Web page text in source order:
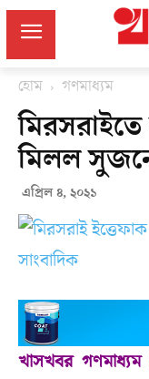
হোম গণমাধ্যম
মিলল
এপ্রিল ৪, ২০২১
খাসখবর গণমাধ্যম